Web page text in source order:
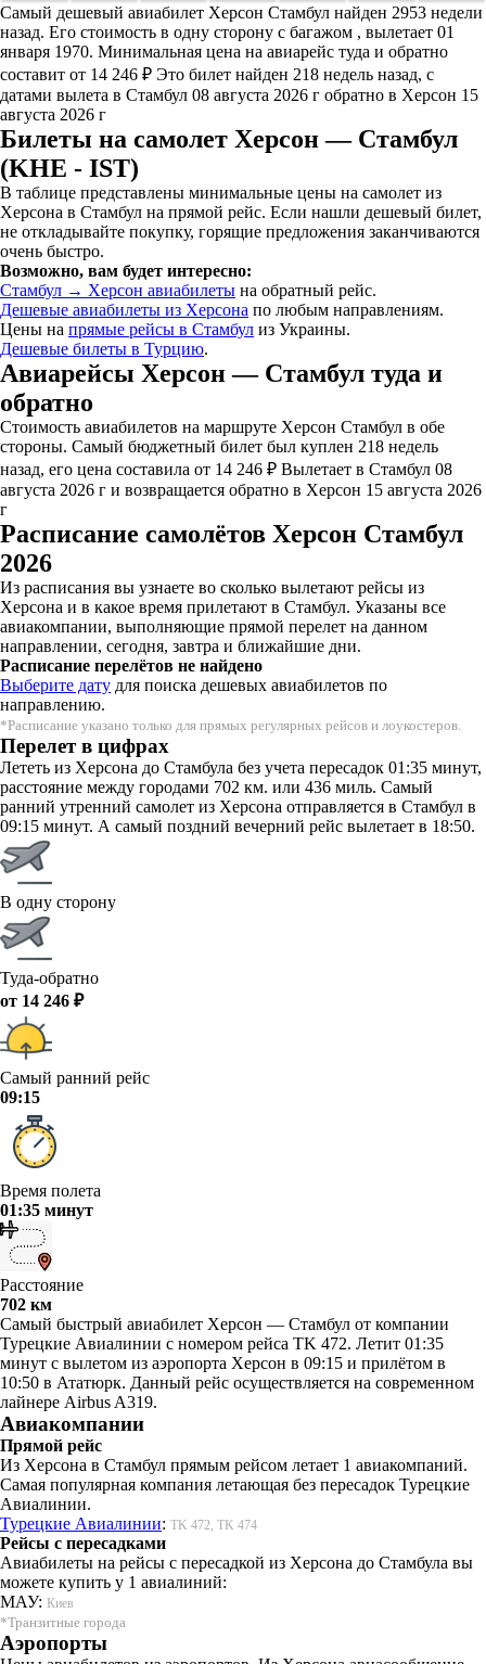
Самый дешевый авиабилет Херсон Стамбул найден 2953 недели
назад. Его стоимость в одну сторону с багажом , вылетает 01
января 1970. Минимальная цена на авиарейс туда и обратно
составит от 14 246 ₽ Это билет найден 218 недель назад, с
датами вылета в Стамбул 08 августа 2026 г обратно в Херсон 15
августа 2026 г
Билеты на самолет Херсон — Стамбул
(KHE - IST)
В таблице представлены минимальные цены на самолет из
Херсона в Стамбул на прямой рейс. Если нашли дешевый билет,
не откладывайте покупку, горящие предложения заканчиваются
очень быстро.
Возможно, вам будет интересно:
Стамбул → Херсон авиабилеты на обратный рейс.
Дешевые авиабилеты из Херсона по любым направлениям.
Цены на прямые рейсы в Стамбул из Украины.
Дешевые билеты в Турцию.
Авиарейсы Херсон — Стамбул туда и
обратно
Стоимость авиабилетов на маршруте Херсон Стамбул в обе
стороны. Самый бюджетный билет был куплен 218 недель
назад, его цена составила от 14 246 ₽ Вылетает в Стамбул 08
августа 2026 г и возвращается обратно в Херсон 15 августа 2026
г
Расписание самолётов Херсон Стамбул
2026
Из расписания вы узнаете во сколько вылетают рейсы из
Херсона и в какое время прилетают в Стамбул. Указаны все
авиакомпании, выполняющие прямой перелет на данном
направлении, сегодня, завтра и ближайшие дни.
Расписание перелётов не найдено
Выберите дату для поиска дешевых авиабилетов по
направлению.
*Расписание указано только для прямых регулярных рейсов и лоукостеров.
Перелет в цифрах
Лететь из Херсона до Стамбула без учета пересадок 01:35 минут,
расстояние между городами 702 км. или 436 миль. Самый
ранний утренний самолет из Херсона отправляется в Стамбул в
09:15 минут. А самый поздний вечерний рейс вылетает в 18:50.
В одну сторону
Туда-обратно
от 14 246 ₽
Самый ранний рейс
09:15
Время полета
01:35 минут
Расстояние
702 км
Самый быстрый авиабилет Херсон — Стамбул от компании
Турецкие Авиалинии с номером рейса TK 472. Летит 01:35
минут с вылетом из аэропорта Херсон в 09:15 и прилётом в
10:50 в Ататюрк. Данный рейс осуществляется на современном
лайнере Airbus A319.
Авиакомпании
Прямой рейс
Из Херсона в Стамбул прямым рейсом летает 1 авиакомпаний.
Самая популярная компания летающая без пересадок Турецкие
Авиалинии.
Турецкие Авиалинии: TK 472, TK 474
Рейсы с пересадками
Авиабилеты на рейсы с пересадкой из Херсона до Стамбула вы
можете купить у 1 авиалиний:
МАУ: Киев
*Транзитные города
Аэропорты